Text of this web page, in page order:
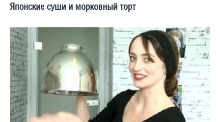
Японские суши и морковный торт